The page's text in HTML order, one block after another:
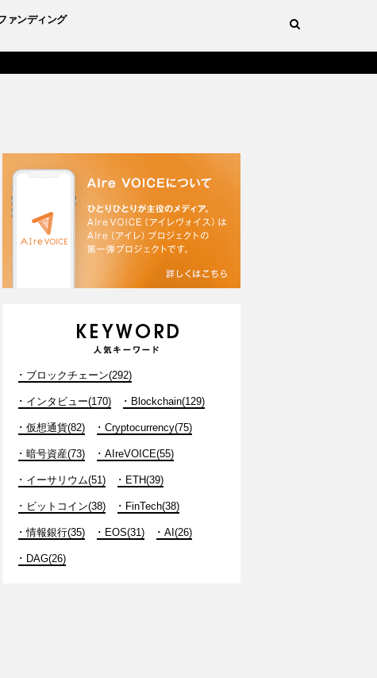
ァンディング
ブロックチェーン(292)
インタビュー(170) Blockchain(129)
仮想通貨(82) Cryptocurrency(75)
暗号資産(73) AIreVOICE(55)
イーサリウム(51) ETH(39)
ビットコイン(38) FinTech(38)
情報銀行(35) EOS(31) AI(26)
DAG(26)